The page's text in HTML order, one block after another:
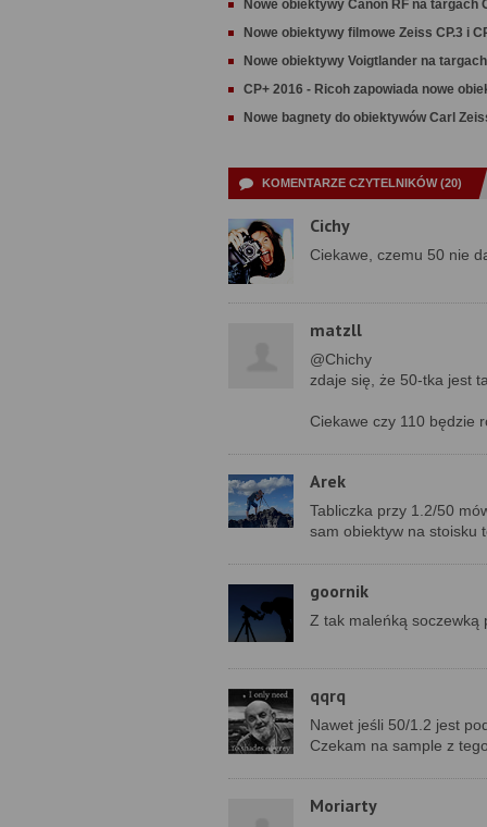
Nowe obiektywy Canon RF na targach
Nowe obiektywy filmowe Zeiss CP.3 i
Nowe obiektywy Voigtlander na
CP+ 2016 - Ricoh zapowiada nowe
Nowe bagnety do obiektywów Carl
KOMENTARZE CZYTELNIKÓW (20)
Cichy
Ciekawe, czemu 50 nie
matzll
@Chichy
zdaje się, że 50-tka jest
Ciekawe czy 110 będzie
Arek
Tabliczka przy 1.2/50
sam obiektyw na stoisku
goornik
Z tak maleńką soczewką
qqrq
Nawet jeśli 50/1.2 jest
Czekam na sample z
Moriarty